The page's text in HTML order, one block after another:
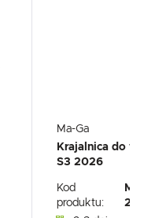
Ma-Ga
Krajalnica do
S3 2026
Kod
produktu: